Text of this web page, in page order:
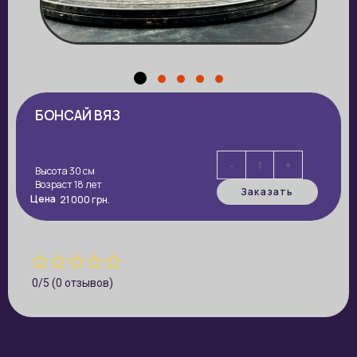
БОНСАЙ ВЯЗ
Высота 30 см
Возраст 18 лет
Цена 21 000грн.
- +
Заказать
0/5 (0 отзывов)